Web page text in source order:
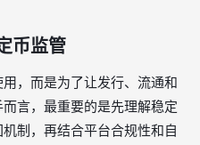
币监管
，而是为了让发行、流通和
言，最重要的是先理解稳定
制，再结合平台合规性和自